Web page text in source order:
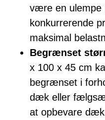
være en ulempe
konkurrerende
maksimal
Begrænset
x 100 x 45 cm
begrænset i
dæk eller
at opbevare